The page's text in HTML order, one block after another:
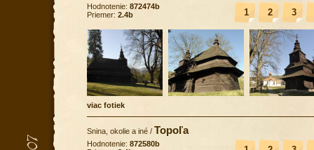
1 2 3
Hodnotenie: 872474b
Priemer: 2.4b
viac fotiek
Snina, okolie a iné / Topoľa
Hodnotenie: 872580b